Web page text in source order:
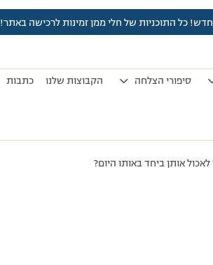
חדש! כל התוכניות של חלי ממן זמינות לרכישה באתר!
סיפורי הצלחה הקבוצות שלנו כתבות